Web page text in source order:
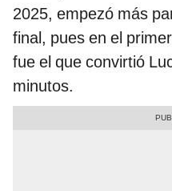
2025, empezó más
final, pues en el
fue el que convirtió
minutos.